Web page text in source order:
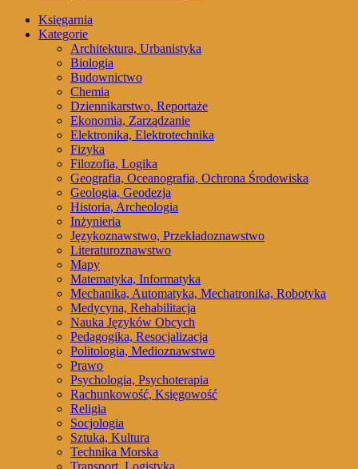
Księgarnia
Kategorie
Architektura, Urbanistyka
Biologia
Budownictwo
Chemia
Dziennikarstwo, Reportaże
Ekonomia, Zarządzanie
Elektronika, Elektrotechnika
Fizyka
Filozofia, Logika
Geografia, Oceanografia, Ochrona Środowiska
Geologia, Geodezja
Historia, Archeologia
Inżynieria
Językoznawstwo, Przekładoznawstwo
Literaturoznawstwo
Mapy
Matematyka, Informatyka
Mechanika, Automatyka, Mechatronika, Robotyka
Medycyna, Rehabilitacja
Nauka Języków Obcych
Pedagogika, Resocjalizacja
Politologia, Medioznawstwo
Prawo
Psychologia, Psychoterapia
Rachunkowość, Księgowość
Religia
Socjologia
Sztuka, Kultura
Technika Morska
Transport, Logistyka